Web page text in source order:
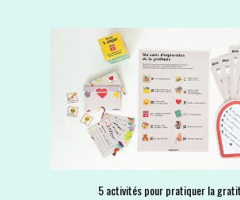
5 activités pour pratiquer la